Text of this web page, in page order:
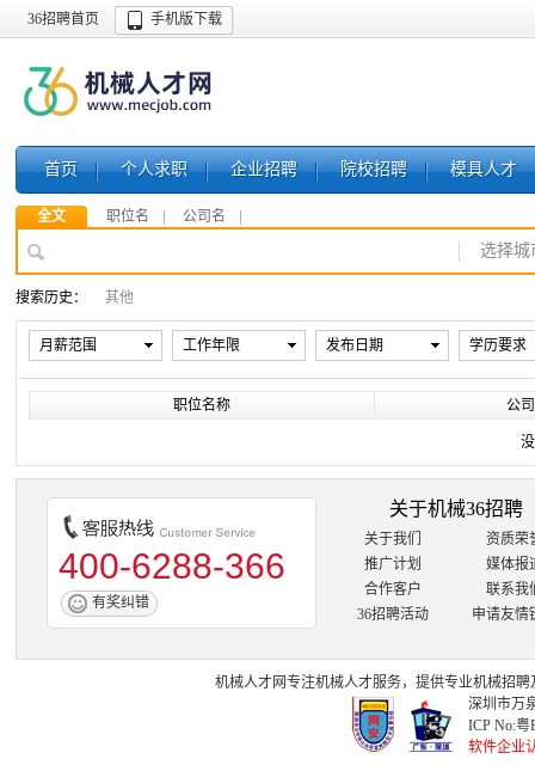
36招聘首页 手机版下载
首页 个人求职 企业招聘 院校招聘 模具人才
全文 职位名 公司名
选择城
搜索历史： 其他
月薪范围 工作年限 发布日期 学历要求
职位名称 公
400-6288-366
有奖纠错
关于机械36招聘
关于我们
资质荣
推广计划
媒体报
合作客户
联系我
36招聘活动
申请友情
机械人才网专注机械人才服务，提供专业机械招聘
深圳市万
ICP No:粤
软件企业